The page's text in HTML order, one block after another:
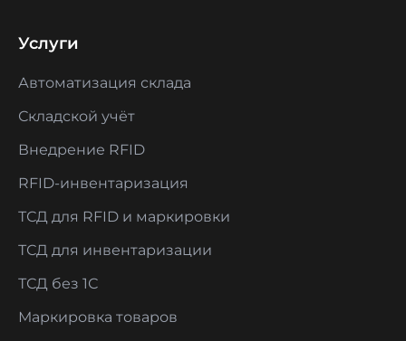
Услуги
Автоматизация склада
Складской учёт
Внедрение RFID
RFID-инвентаризация
ТСД для RFID и маркировки
ТСД для инвентаризации
ТСД без 1С
Маркировка товаров